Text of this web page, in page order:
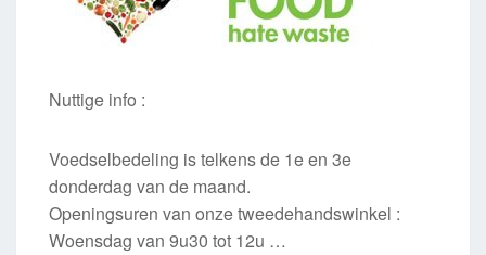
Nuttige info :
Voedselbedeling is telkens de 1e en 3e
donderdag van de maand.
Openingsuren van onze tweedehandswinkel :
Woensdag van 9u30 tot 12u …